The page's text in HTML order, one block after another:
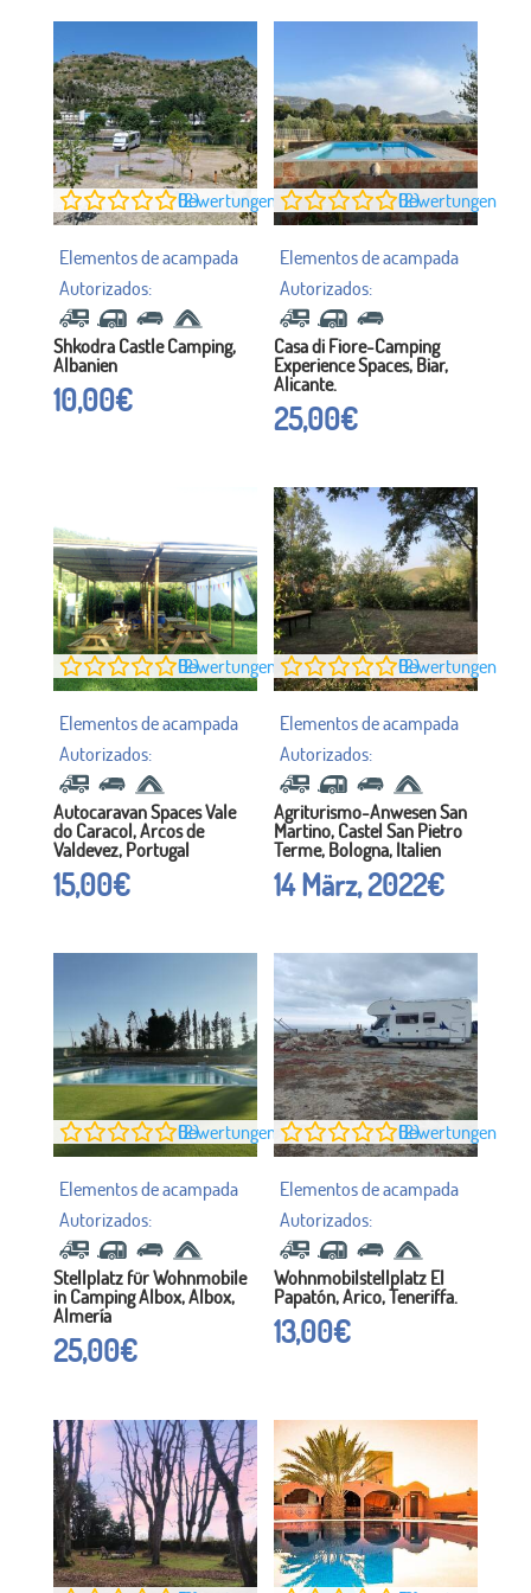
0
Bewertungen (2)
Shkodra Castle Camping,
Albanien
10,00€
0
Bewertungen (2)
Casa di Fiore-Camping
Experience Spaces, Biar,
Alicante.
25,00€
0
Bewertungen (2)
Autocaravan Spaces Vale
do Caracol, Arcos de
Valdevez, Portugal
15,00€
0
Bewertungen (2)
Agriturismo-Anwesen San
Martino, Castel San Pietro
Terme, Bologna, Italien
14 März, 2022€
0
Bewertungen (2)
Stellplatz für Wohnmobile
in Camping Albox, Albox,
Almería
25,00€
0
Bewertungen (2)
Wohnmobilstellplatz El
Papatón, Arico, Teneriffa.
13,00€